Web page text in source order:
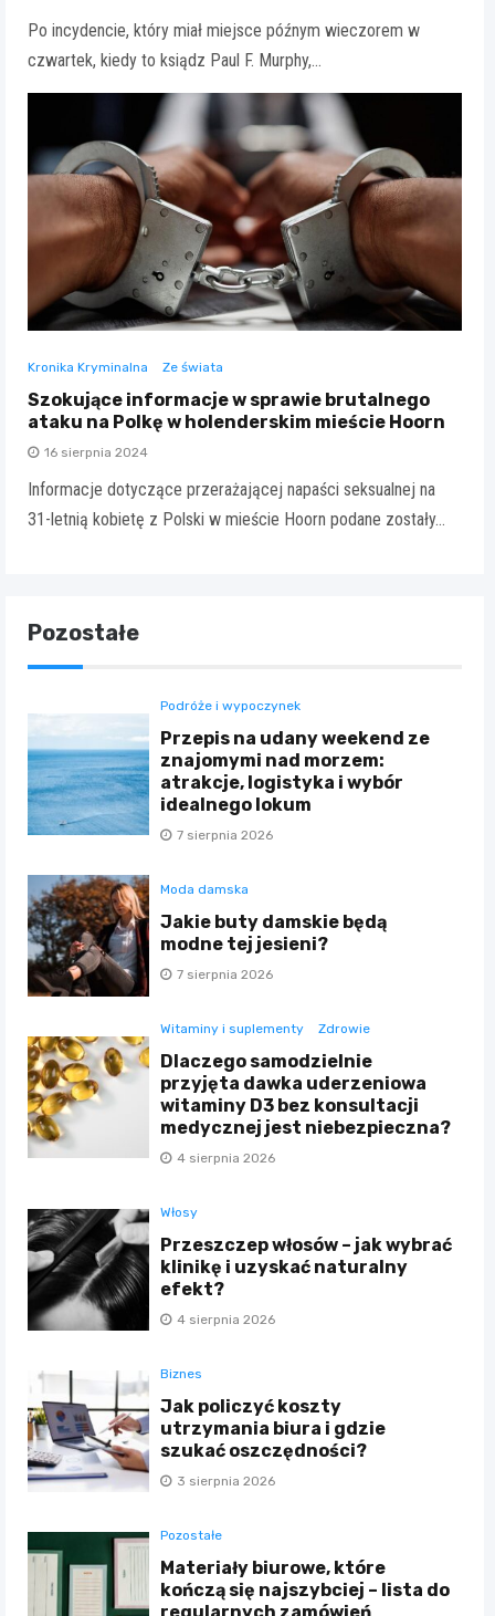
Po incydencie, który miał miejsce późnym wieczorem w
czwartek, kiedy to ksiądz Paul F. Murphy,…
Kronika Kryminalna Ze świata
Szokujące informacje w sprawie brutalnego
ataku na Polkę w holenderskim mieście Hoorn
16 sierpnia 2024
Informacje dotyczące przerażającej napaści seksualnej na
31-letnią kobietę z Polski w mieście Hoorn podane zostały…
Pozostałe
Podróże i wypoczynek
Przepis na udany weekend ze
znajomymi nad morzem:
atrakcje, logistyka i wybór
idealnego lokum
7 sierpnia 2026
Moda damska
Jakie buty damskie będą
modne tej jesieni?
7 sierpnia 2026
Witaminy i suplementy Zdrowie
Dlaczego samodzielnie
przyjęta dawka uderzeniowa
witaminy D3 bez konsultacji
medycznej jest niebezpieczna?
4 sierpnia 2026
Włosy
Przeszczep włosów – jak wybrać
klinikę i uzyskać naturalny
efekt?
4 sierpnia 2026
Biznes
Jak policzyć koszty
utrzymania biura i gdzie
szukać oszczędności?
3 sierpnia 2026
Pozostałe
Materiały biurowe, które
kończą się najszybciej – lista do